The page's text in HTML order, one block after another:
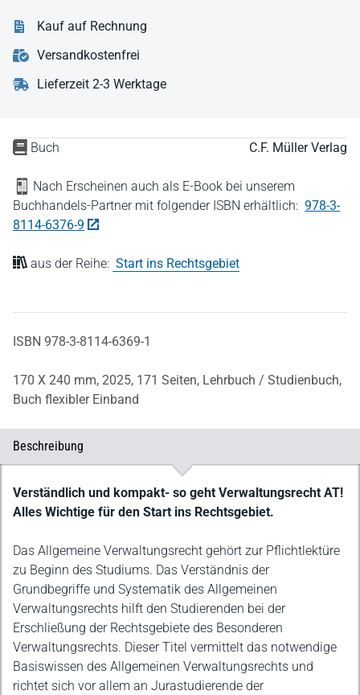
Buch C.F. Müller Verlag
Nach Erscheinen auch als E-Book bei unserem
Buchhandels-Partner mit folgender ISBN erhältlich: 978-3-
8114-6376-9
aus der Reihe: Start ins Rechtsgebiet
ISBN 978-3-8114-6369-1
170 X 240 mm, 2025, 171 Seiten, Lehrbuch / Studienbuch,
Buch flexibler Einband
Kauf auf Rechnung
Versandkostenfrei
Lieferzeit 2-3 Werktage
Beschreibung
Beschreibung
Verständlich und kompakt- so geht Verwaltungsrecht AT!
Alles Wichtige für den Start ins Rechtsgebiet.
Das Allgemeine Verwaltungsrecht gehört zur Pflichtlektüre
zu Beginn des Studiums. Das Verständnis der
Grundbegriffe und Systematik des Allgemeinen
Verwaltungsrechts hilft den Studierenden bei der
Erschließung der Rechtsgebiete des Besonderen
Verwaltungsrechts. Dieser Titel vermittelt das notwendige
Basiswissen des Allgemeinen Verwaltungsrechts und
richtet sich vor allem an Jurastudierende der